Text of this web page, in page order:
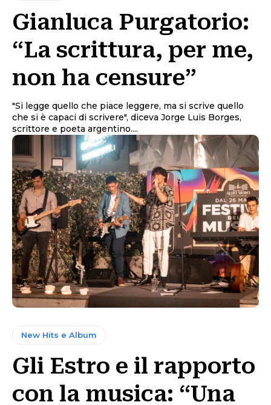
Gianluca Purgatorio:
“La scrittura, per me,
non ha censure”
"Si legge quello che piace leggere, ma si scrive quello
che si è capaci di scrivere", diceva Jorge Luis Borges,
scrittore e poeta argentino....
New Hits e Album
Gli Estro e il rapporto
con la musica: “Una